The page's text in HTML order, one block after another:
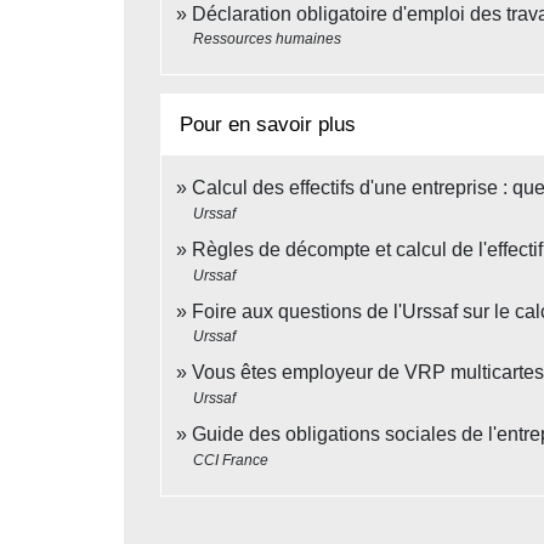
Déclaration obligatoire d'emploi des
Ressources humaines
Pour en savoir plus
Calcul des effectifs d'une entreprise :
Urssaf
Règles de décompte et calcul de
Urssaf
Foire aux questions de l'Urssaf sur le
Urssaf
Vous êtes employeur de VRP
Urssaf
Guide des obligations sociales de
CCI France